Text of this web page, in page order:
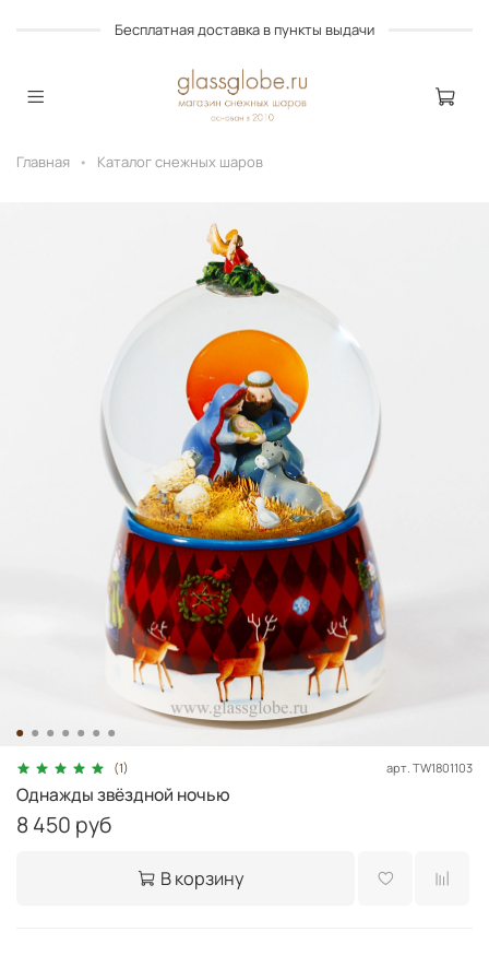
Бесплатная доставка в пункты выдачи
Главная Каталог снежных шаров
(1) арт. TW1801103
Однажды звёздной ночью
8 450 руб
В корзину